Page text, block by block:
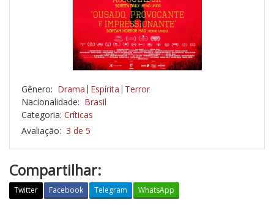
Gênero: Drama Espírita Terror
Nacionalidade: Brasil
Categoria: Críticas
Avaliação: 3 de 5
Compartilhar:
Twitter Facebook Telegram WhatsApp